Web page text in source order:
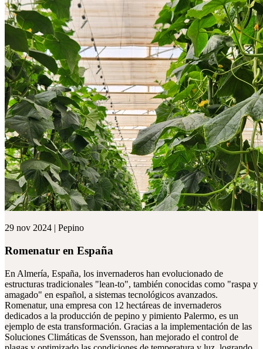
29 nov 2024 | Pepino
Romenatur en España
En Almería, España, los invernaderos han evolucionado de
estructuras tradicionales "lean-to", también conocidas como "raspa y
amagado" en español, a sistemas tecnológicos avanzados.
Romenatur, una empresa con 12 hectáreas de invernaderos
dedicados a la producción de pepino y pimiento Palermo, es un
ejemplo de esta transformación. Gracias a la implementación de las
Soluciones Climáticas de Svensson, han mejorado el control de